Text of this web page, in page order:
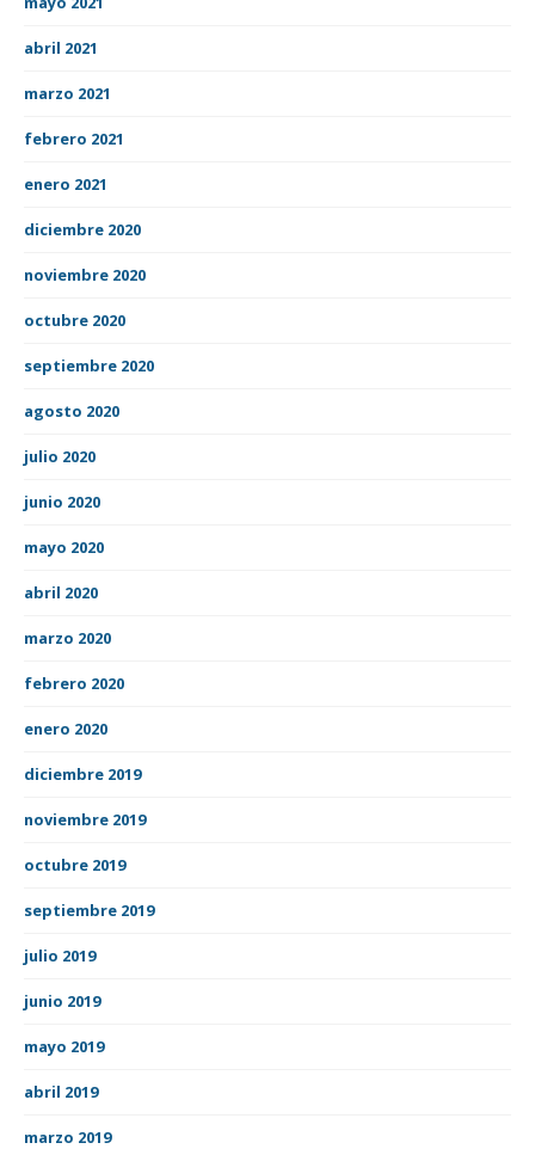
abril 2021
marzo 2021
febrero 2021
enero 2021
diciembre 2020
noviembre 2020
octubre 2020
septiembre 2020
agosto 2020
julio 2020
junio 2020
mayo 2020
abril 2020
marzo 2020
febrero 2020
enero 2020
diciembre 2019
noviembre 2019
octubre 2019
septiembre 2019
julio 2019
junio 2019
mayo 2019
abril 2019
marzo 2019